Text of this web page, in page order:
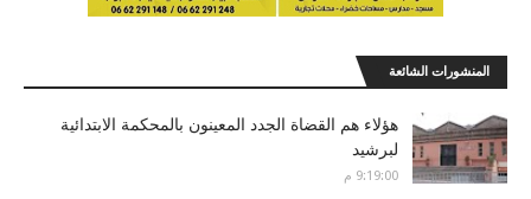
المنشورات الشائعة
هؤلاء هم القضاة الجدد المعينون بالمحكمة الابتدائية
لبرشيد
9:19:00 م